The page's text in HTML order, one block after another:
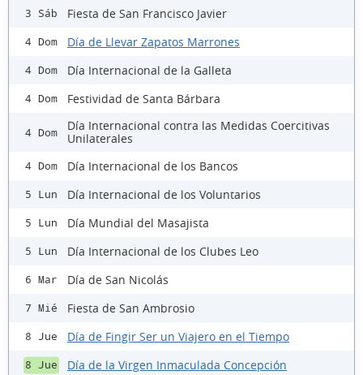
3 Sáb Fiesta de San Francisco Javier
4 Dom Día de Llevar Zapatos Marrones
4 Dom Día Internacional de la Galleta
4 Dom Festividad de Santa Bárbara
4 Dom
Día Internacional contra las Medidas Coercitivas
Unilaterales
4 Dom Día Internacional de los Bancos
5 Lun Día Internacional de los Voluntarios
5 Lun Día Mundial del Masajista
5 Lun Día Internacional de los Clubes Leo
6 Mar Día de San Nicolás
7 Mié Fiesta de San Ambrosio
8 Jue Día de Fingir Ser un Viajero en el Tiempo
8 Jue Día de la Virgen Inmaculada Concepción